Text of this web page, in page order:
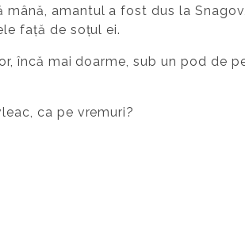
amantul a fost dus la
față de soțul ei.
încă mai doarme, sub un pod de
ca pe vremuri?